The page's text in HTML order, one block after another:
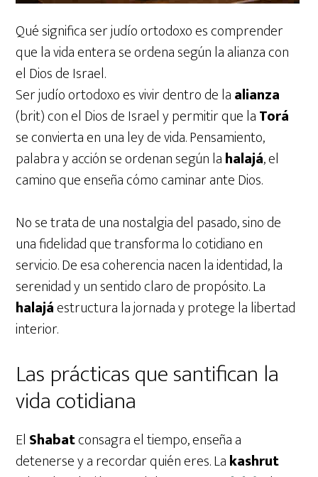
Qué significa ser judío ortodoxo es comprender
que la vida entera se ordena según la alianza con
el Dios de Israel.
Ser judío ortodoxo es vivir dentro de laalianza
(brit) con el Dios de Israel y permitir que laTorá
se convierta en una ley de vida. Pensamiento,
palabra y acción se ordenan según lahalajá, el
camino que enseña cómo caminar ante Dios.
No se trata de una nostalgia del pasado, sino de
una fidelidad que transforma lo cotidiano en
servicio. De esa coherencia nacen la identidad, la
serenidad y un sentido claro de propósito. La
halajáestructura la jornada y protege la libertad
interior.
Las prácticas que santifican la
vida cotidiana
El Shabatconsagra el tiempo, enseña a
detenerse y a recordar quién eres. Lakashrut